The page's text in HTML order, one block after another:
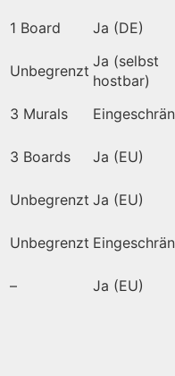
1 Board Ja (DE)
Unbegrenzt
Ja (selbst
hostbar)
3 Murals
3 Boards
Ja (EU)
Unbegrenzt Ja (EU)
Unbegrenzt
– Ja (EU)